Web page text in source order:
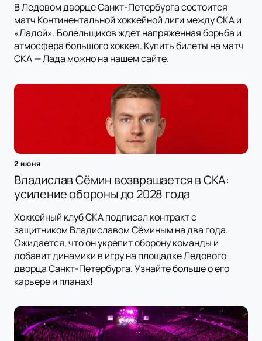
В Ледовом дворце Санкт-Петербурга состоится
матч Континентальной хоккейной лиги между СКА и
«Ладой». Болельщиков ждет напряженная борьба и
атмосфера большого хоккея. Купить билеты на матч
СКА — Лада можно на нашем сайте.
2 июня
Владислав Сёмин возвращается в СКА:
усиление обороны до 2028 года
Хоккейный клуб СКА подписал контракт с
защитником Владиславом Сёминым на два года.
Ожидается, что он укрепит оборону команды и
добавит динамики в игру на площадке Ледового
дворца Санкт-Петербурга. Узнайте больше о его
карьере и планах!